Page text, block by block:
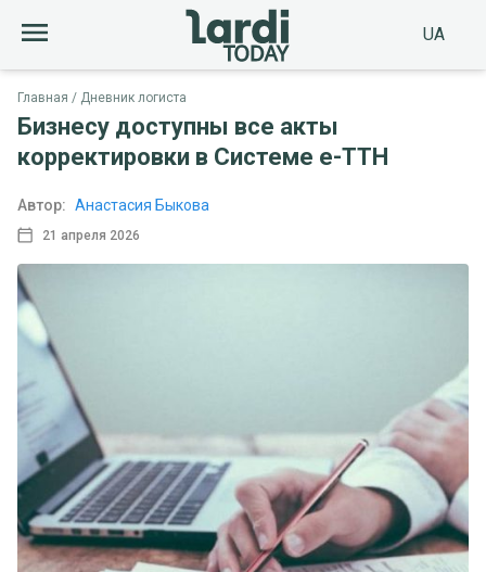
UA
Главная Дневник логиста
Бизнесу доступны все акты
корректировки в Системе е-ТТН
21 апреля 2026
Автор: Анастасия Быкова